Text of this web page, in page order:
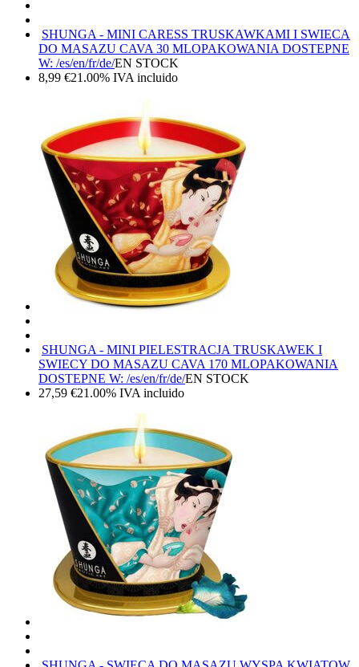
SHUNGA - MINI CARESS TRUSKAWKAMI I SWIECA
DO MASAZU CAVA 30 MLOPAKOWANIA DOSTEPNE
W: /es/en/fr/de/EN STOCK
8,99 €21.00% IVA incluido
SHUNGA - MINI PIELESTRACJA TRUSKAWEK I
SWIECY DO MASAZU CAVA 170 MLOPAKOWANIA
DOSTEPNE W: /es/en/fr/de/EN STOCK
27,59 €21.00% IVA incluido